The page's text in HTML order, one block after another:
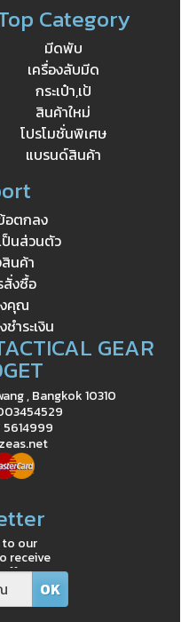
Category
มีดพับ
เครื่องลับมีด
กระเป๋า,เป้
สินค้าใหม่
โปรโมชั่นพิเศษ
แบรนด์สินค้า
อตกลง
ป็นส่วนตัว
นค้า
สั่งซื้อ
คุณ
ำระเงิน
GEAR
, Bangkok 10310
5614999
to our
receive